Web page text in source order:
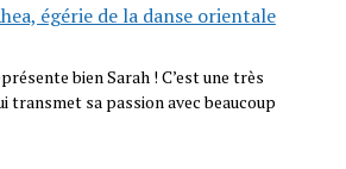
égérie de la danse orientale
bien Sarah ! C’est une très
transmet sa passion avec beaucoup